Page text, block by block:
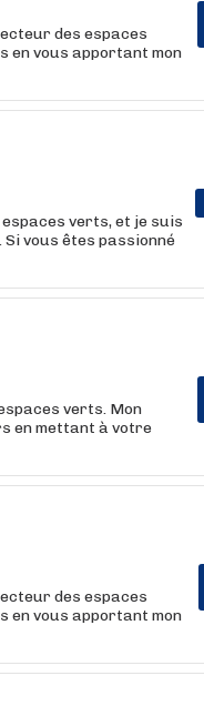
des espaces
en vous apportant mon
verts, et je suis
vous êtes passionné
verts. Mon
en mettant à votre
des espaces
en vous apportant mon